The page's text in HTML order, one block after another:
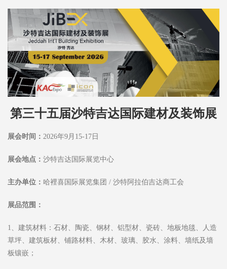
第三十五届沙特吉达国际建材及装饰展
展会时间： 2026年9月15-17日
展会地点： 沙特吉达国际展览中心
主办单位： 哈裡喜国际展览集团 / 沙特阿拉伯吉达商工会
展品范围：
1、建筑材料：石材、陶瓷、钢材、铝型材、瓷砖、地板地毯、人造
草坪、建筑板材、铺路材料、木材、玻璃、胶水、涂料、墙纸及墙
板镶嵌；